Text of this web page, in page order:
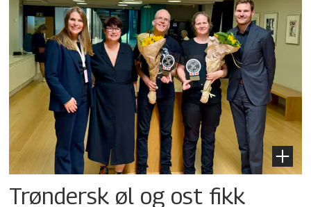
Trøndersk øl og ost fikk